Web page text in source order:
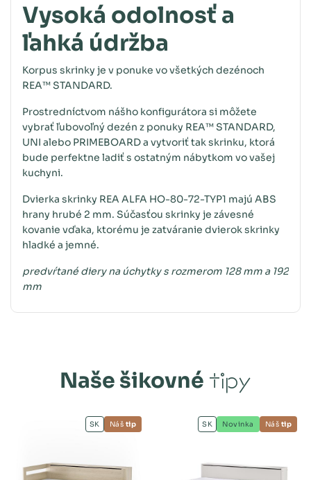
Vysoká odolnosť a
ľahká údržba
Korpus skrinky je v ponuke vo všetkých dezénoch
REA™ STANDARD.
Prostredníctvom nášho konfigurátora si môžete
vybrať ľubovoľný dezén z ponuky REA™ STANDARD,
UNI alebo PRIMEBOARD a vytvoriť tak skrinku, ktorá
bude perfektne ladiť s ostatným nábytkom vo vašej
kuchyni.
Dvierka skrinky REA ALFA HO-80-72-TYP1 majú ABS
hrany hrubé 2 mm. Súčasťou skrinky je závesné
kovanie vďaka, ktorému je zatváranie dvierok skrinky
hladké a jemné.
predvŕtané diery na úchytky s rozmerom 128 mm a 192
mm
Naše šikovné tipy
SK Náš tip SK Novinka Náš tip